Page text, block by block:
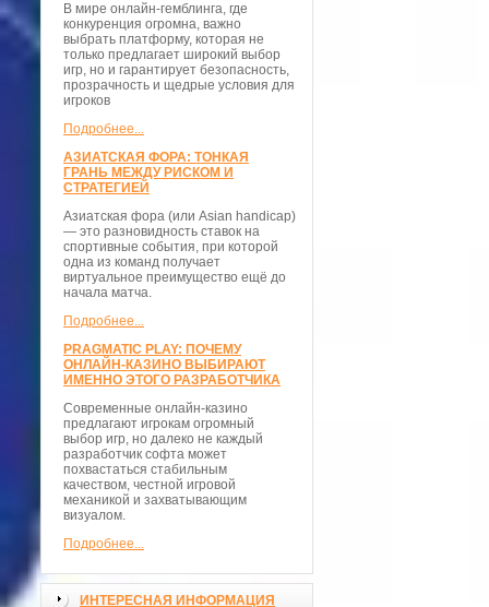
В мире онлайн-гемблинга, где
конкуренция огромна, важно
выбрать платформу, которая не
только предлагает широкий выбор
игр, но и гарантирует безопасность,
прозрачность и щедрые условия для
игроков
Подробнее...
АЗИАТСКАЯ ФОРА: ТОНКАЯ
ГРАНЬ МЕЖДУ РИСКОМ И
СТРАТЕГИЕЙ
Азиатская фора (или Asian handicap)
— это разновидность ставок на
спортивные события, при которой
одна из команд получает
виртуальное преимущество ещё до
начала матча.
Подробнее...
PRAGMATIC PLAY: ПОЧЕМУ
ОНЛАЙН-КАЗИНО ВЫБИРАЮТ
ИМЕННО ЭТОГО РАЗРАБОТЧИКА
Современные онлайн-казино
предлагают игрокам огромный
выбор игр, но далеко не каждый
разработчик софта может
похвастаться стабильным
качеством, честной игровой
механикой и захватывающим
визуалом.
Подробнее...
ИНТЕРЕСНАЯ ИНФОРМАЦИЯ